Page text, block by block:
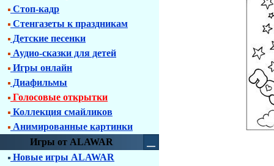
Стоп-кадр
Стенгазеты к праздникам
Детские песенки
Аудио-сказки для детей
Игры онлайн
Диафильмы
Голосовые открытки
Коллекция смайликов
Анимированные картинки
Игры от ALAWAR
Новые игры ALAWAR